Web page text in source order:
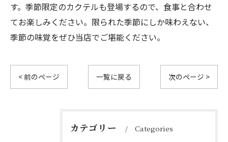
す。季節限定のカクテルも登場するので、食事と合わせ
てお楽しみください。限られた季節にしか味わえない、
季節の味覚をぜひ当店でご堪能ください。
< 前のページ 一覧に戻る 次のページ >
カテゴリー Categories